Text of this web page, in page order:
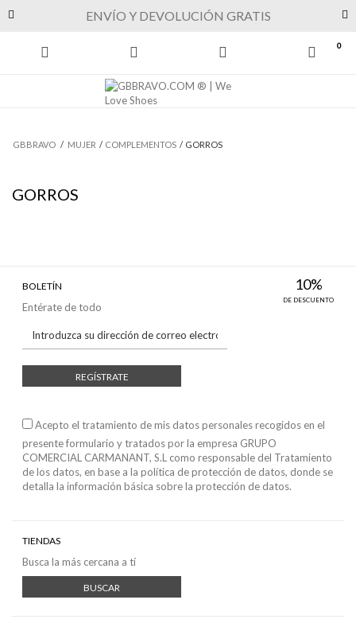
ENVÍO Y DEVOLUCIÓN GRATIS Next
0
GBBRAVO / MUJER / COMPLEMENTOS / GORROS
GORROS
10%
DE DESCUENTO
BOLETÍN
Entérate de todo
REGÍSTRATE
Acepto el tratamiento de mis datos personales recogidos en el
presente formulario y tratados por la empresa GRUPO
COMERCIAL CARMANANT, S.L como responsable del Tratamiento
de los datos, en base a la política de protección de datos, donde se
detalla la información básica sobre la protección de datos.
TIENDAS
Busca la más cercana a tí
BUSCAR